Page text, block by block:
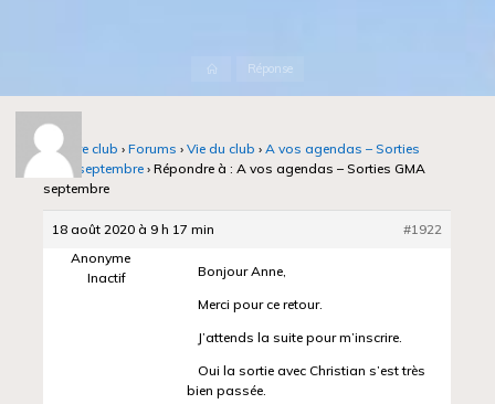
AccueilRéponse
Notre club › Forums › Vie du club › A vos agendas – Sorties
GMA septembre › Répondre à : A vos agendas – Sorties GMA
septembre
18 août 2020 à 9 h 17 min
#1922
Anonyme
Inactif
Bonjour Anne,
Merci pour ce retour.
J’attends la suite pour m’inscrire.
Oui la sortie avec Christian s’est très
bien passée.